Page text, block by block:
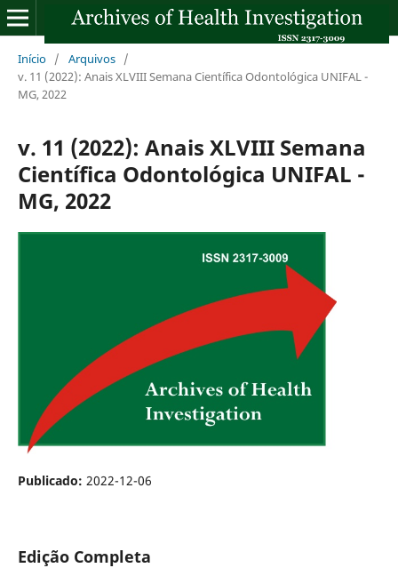
Início / Arquivos /
v. 11 (2022): Anais XLVIII Semana Científica Odontológica UNIFAL -
MG, 2022
v. 11 (2022): Anais XLVIII Semana
Científica Odontológica UNIFAL -
MG, 2022
Publicado: 2022-12-06
Edição Completa